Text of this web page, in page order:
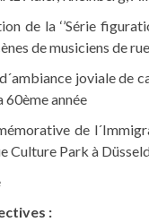
de la ‘’Série
de musiciens de
joviale de
60ème année
de
Culture Park à
: